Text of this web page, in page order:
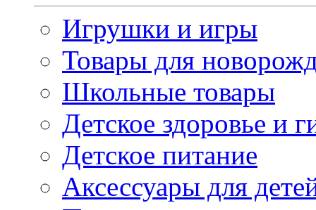
Игрушки и игры
Товары для
Школьные товары
Детское здоровье и
Детское питание
Аксессуары для